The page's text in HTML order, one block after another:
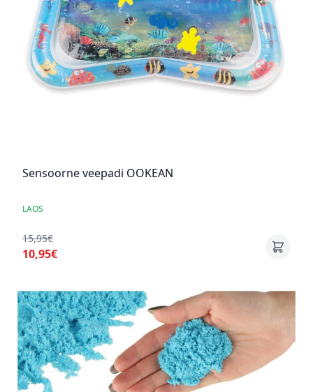
Sensoorne veepadi OOKEAN
LAOS
15,95€
10,95€